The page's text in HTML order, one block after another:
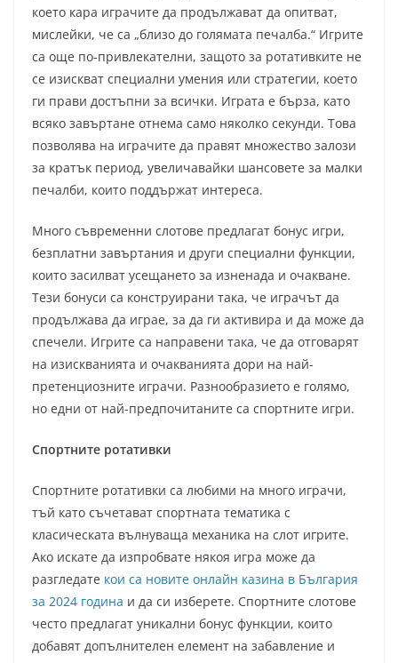
което кара играчите да продължават да опитват,
мислейки, че са „близо до голямата печалба.“ Игрите
са още по-привлекателни, защото за ротативките не
се изискват специални умения или стратегии, което
ги прави достъпни за всички. Играта е бърза, като
всяко завъртане отнема само няколко секунди. Това
позволява на играчите да правят множество залози
за кратък период, увеличавайки шансовете за малки
печалби, които поддържат интереса.
Много съвременни слотове предлагат бонус игри,
безплатни завъртания и други специални функции,
които засилват усещането за изненада и очакване.
Тези бонуси са конструирани така, че играчът да
продължава да играе, за да ги активира и да може да
спечели. Игрите са направени така, че да отговарят
на изискванията и очакванията дори на най-
претенциозните играчи. Разнообразието е голямо,
но едни от най-предпочитаните са спортните игри.
Спортните ротативки
Спортните ротативки са любими на много играчи,
тъй като съчетават спортната тематика с
класическата вълнуваща механика на слот игрите.
Ако искате да изпробвате някоя игра може да
разгледате кои са новите онлайн казина в България
за 2024 година и да си изберете. Спортните слотове
често предлагат уникални бонус функции, които
добавят допълнителен елемент на забавление и